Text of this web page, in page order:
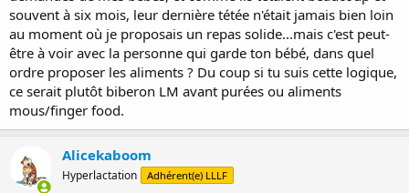
souvent à six mois, leur dernière tétée n'était jamais bien loin
au moment où je proposais un repas solide...mais c'est peut-
être à voir avec la personne qui garde ton bébé, dans quel
ordre proposer les aliments ? Du coup si tu suis cette logique,
ce serait plutôt biberon LM avant purées ou aliments
mous/finger food.
Alicekaboom
Hyperlactation Adhérent(e) LLLF